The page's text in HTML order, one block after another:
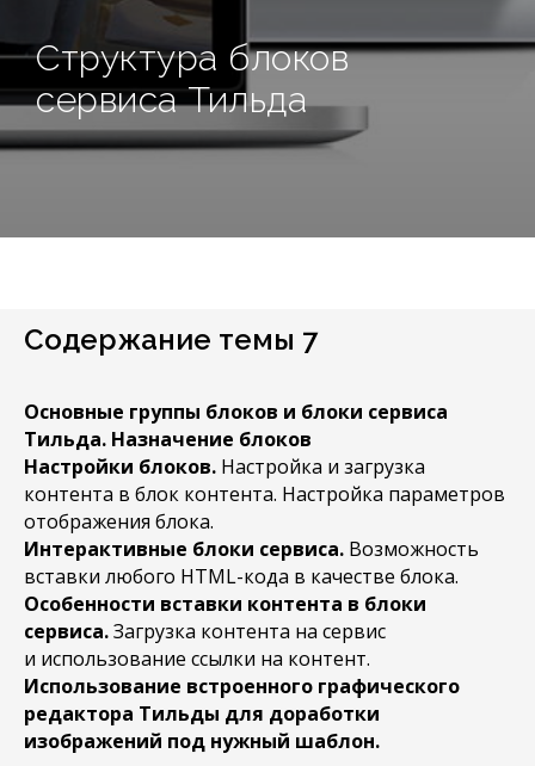
Структура блоков
сервиса Тильда
Содержание темы 7
Основные группы блоков и блоки сервиса
Тильда. Назначение блоков
Настройки блоков. Настройка и загрузка
контента в блок контента. Настройка параметров
отображения блока.
Интерактивные блоки сервиса. Возможность
вставки любого HTML-кода в качестве блока.
Особенности вставки контента в блоки
сервиса.Загрузка контента на сервис
и использование ссылки на контент.
Использование встроенного графического
редактора Тильды для доработки
изображений под нужный шаблон.